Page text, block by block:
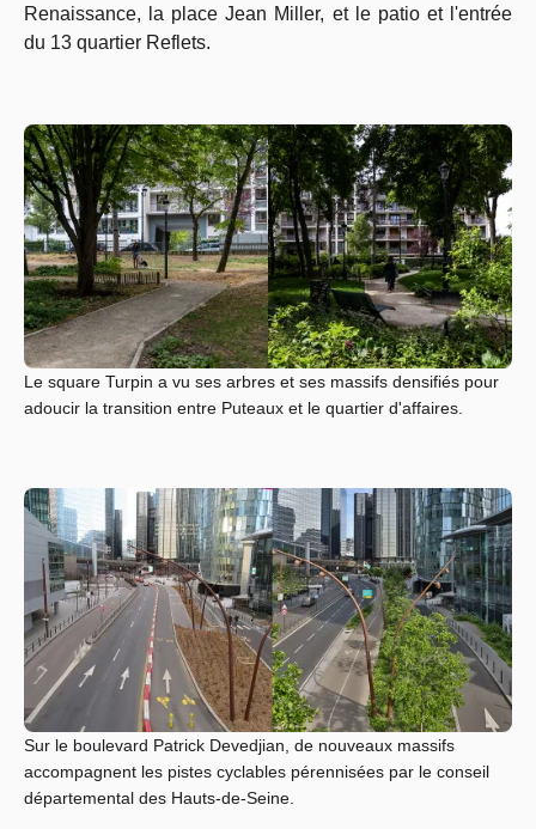
Renaissance, la place Jean Miller, et le patio et l'entrée
du 13 quartier Reflets.
Le square Turpin a vu ses arbres et ses massifs densifiés pour
adoucir la transition entre Puteaux et le quartier d'affaires.
Sur le boulevard Patrick Devedjian, de nouveaux massifs
accompagnent les pistes cyclables pérennisées par le conseil
départemental des Hauts-de-Seine.